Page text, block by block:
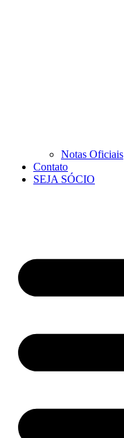
Notas Oficiais
Contato
SEJA SÓCIO